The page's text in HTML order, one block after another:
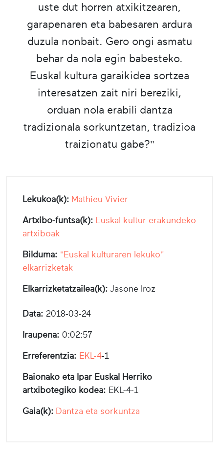
uste dut horren atxikitzearen,
garapenaren eta babesaren ardura
duzula nonbait. Gero ongi asmatu
behar da nola egin babesteko.
Euskal kultura garaikidea sortzea
interesatzen zait niri bereziki,
orduan nola erabili dantza
tradizionala sorkuntzetan, tradizioa
traizionatu gabe?"
Lekukoa(k): Mathieu Vivier
Artxibo-funtsa(k): Euskal kultur erakundeko
artxiboak
Bilduma: "Euskal kulturaren lekuko"
elkarrizketak
Elkarrizketatzailea(k): Jasone Iroz
Data: 2018-03-24
Iraupena: 0:02:57
Erreferentzia: EKL-4-1
Baionako eta Ipar Euskal Herriko
artxibotegiko kodea: EKL-4-1
Gaia(k): Dantza eta sorkuntza